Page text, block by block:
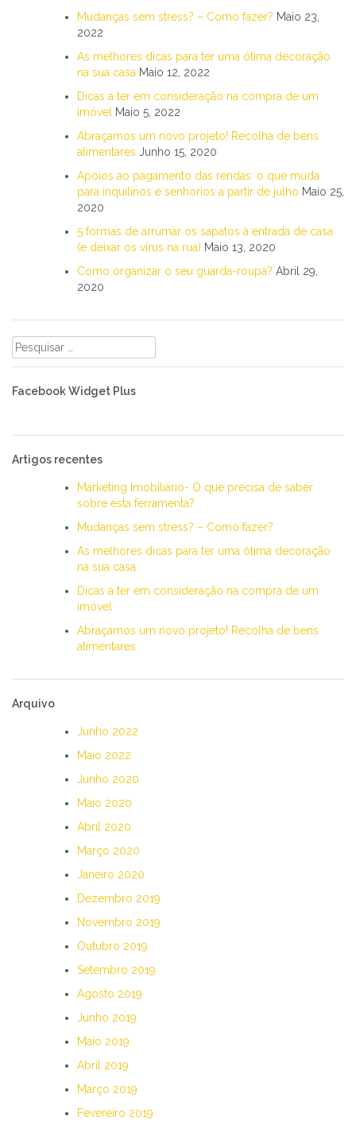
Mudanças sem stress? – Como fazer? Maio 23,
2022
As melhores dicas para ter uma ótima decoração
na sua casa Maio 12, 2022
Dicas a ter em consideração na compra de um
imóvel
Maio 5, 2022
Abraçamos um novo projeto! Recolha de bens
alimentares Junho 15, 2020
Apoios ao pagamento das rendas: o que muda
para inquilinos e senhorios a partir de julho Maio 25,
2020
5 formas de arrumar os sapatos à entrada de casa
(e deixar os vírus na rua) Maio 13, 2020
Como organizar o seu guarda-roupa? Abril 29,
2020
Pesquisar
por:
Facebook Widget Plus
Artigos recentes
Marketing Imobiliário- O que precisa de saber
sobre esta ferramenta?
Mudanças sem stress? – Como fazer?
As melhores dicas para ter uma ótima decoração
na sua casa
Dicas a ter em consideração na compra de um
imóvel
Abraçamos um novo projeto! Recolha de bens
alimentares
Arquivo
Junho 2022
Maio 2022
Junho 2020
Maio 2020
Abril 2020
Março 2020
Janeiro 2020
Dezembro 2019
Novembro 2019
Outubro 2019
Setembro 2019
Agosto 2019
Junho 2019
Maio 2019
Abril 2019
Março 2019
Fevereiro 2019